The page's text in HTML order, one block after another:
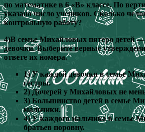
по математике в 6 «В» классе. По
указано число учеников. Сколько
контрольную работу?
4)В семье Михайловых пятеро детей
девочки. Выберите верные
ответе их номера.
1) У каждой девочки в семье
сестры.
2) Дочерей у Михайловых не
3) Большинство детей в семье
мальчики.
4) У каждого мальчика в семье
братьев поровну.